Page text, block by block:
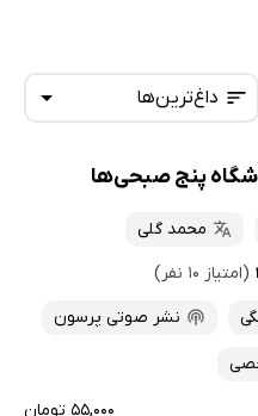
داغ‌ترین‌ها
تازه‌ها
داغ‌ترین‌ها
پرفروش‌ها
پربحث‌ها
ارزان ترین‌ها
پنج صبحی‌ها
محمد گلی
(امتیاز ۱۰ نفر)
نشر صوتی پرسون
۵۵,۰۰۰ تومان